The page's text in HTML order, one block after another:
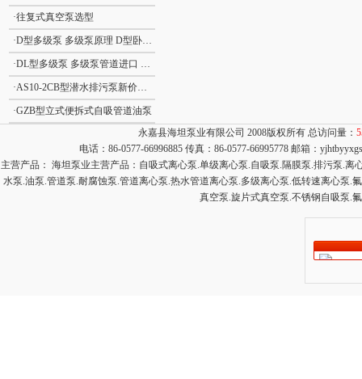
·往复式真空泵选型
·D型多级泵 多级泵原理 D型卧式分段式清水多级泵
·DL型多级泵 多级泵管道进口 DL型立式清水多级泵
·AS10-2CB型潜水排污泵新价格 撕裂式潜水排污泵AS型 立式排污泵
·GZB型立式便拆式自吸管道油泵
永嘉县海坦泵业有限公司 2008版权所有 总访问量：
电话：86-0577-66996885 传真：86-0577-66995778 邮箱：
主营产品： 海坦泵业主营产品：自吸式离心泵.单级离心泵.自吸泵.隔膜泵.排污泵.
水泵.油泵.管道泵.耐腐蚀泵.管道离心泵.热水管道离心泵.多级离心泵.低转速离心泵
真空泵.旋片式真空泵.不锈钢自吸泵.